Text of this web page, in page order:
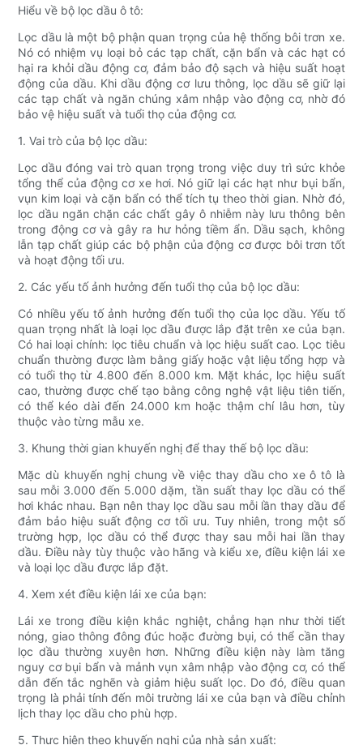
Hiểu về bộ lọc dầu ô tô:
Lọc dầu là một bộ phận quan trọng của hệ thống bôi trơn xe.
Nó có nhiệm vụ loại bỏ các tạp chất, cặn bẩn và các hạt có
hại ra khỏi dầu động cơ, đảm bảo độ sạch và hiệu suất hoạt
động của dầu. Khi dầu động cơ lưu thông, lọc dầu sẽ giữ lại
các tạp chất và ngăn chúng xâm nhập vào động cơ, nhờ đó
bảo vệ hiệu suất và tuổi thọ của động cơ.
1. Vai trò của bộ lọc dầu:
Lọc dầu đóng vai trò quan trọng trong việc duy trì sức khỏe
tổng thể của động cơ xe hơi. Nó giữ lại các hạt như bụi bẩn,
vụn kim loại và cặn bẩn có thể tích tụ theo thời gian. Nhờ đó,
lọc dầu ngăn chặn các chất gây ô nhiễm này lưu thông bên
trong động cơ và gây ra hư hỏng tiềm ẩn. Dầu sạch, không
lẫn tạp chất giúp các bộ phận của động cơ được bôi trơn tốt
và hoạt động tối ưu.
2. Các yếu tố ảnh hưởng đến tuổi thọ của bộ lọc dầu:
Có nhiều yếu tố ảnh hưởng đến tuổi thọ của lọc dầu. Yếu tố
quan trọng nhất là loại lọc dầu được lắp đặt trên xe của bạn.
Có hai loại chính: lọc tiêu chuẩn và lọc hiệu suất cao. Lọc tiêu
chuẩn thường được làm bằng giấy hoặc vật liệu tổng hợp và
có tuổi thọ từ 4.800 đến 8.000 km. Mặt khác, lọc hiệu suất
cao, thường được chế tạo bằng công nghệ vật liệu tiên tiến,
có thể kéo dài đến 24.000 km hoặc thậm chí lâu hơn, tùy
thuộc vào từng mẫu xe.
3. Khung thời gian khuyến nghị để thay thế bộ lọc dầu:
Mặc dù khuyến nghị chung về việc thay dầu cho xe ô tô là
sau mỗi 3.000 đến 5.000 dặm, tần suất thay lọc dầu có thể
hơi khác nhau. Bạn nên thay lọc dầu sau mỗi lần thay dầu để
đảm bảo hiệu suất động cơ tối ưu. Tuy nhiên, trong một số
trường hợp, lọc dầu có thể được thay sau mỗi hai lần thay
dầu. Điều này tùy thuộc vào hãng và kiểu xe, điều kiện lái xe
và loại lọc dầu được lắp đặt.
4. Xem xét điều kiện lái xe của bạn:
Lái xe trong điều kiện khắc nghiệt, chẳng hạn như thời tiết
nóng, giao thông đông đúc hoặc đường bụi, có thể cần thay
lọc dầu thường xuyên hơn. Những điều kiện này làm tăng
nguy cơ bụi bẩn và mảnh vụn xâm nhập vào động cơ, có thể
dẫn đến tắc nghẽn và giảm hiệu suất lọc. Do đó, điều quan
trọng là phải tính đến môi trường lái xe của bạn và điều chỉnh
lịch thay lọc dầu cho phù hợp.
5. Thực hiện theo khuyến nghị của nhà sản xuất: